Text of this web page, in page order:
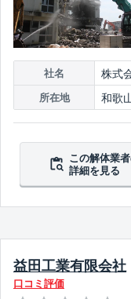
社名 株式
所在地 和歌
この解体業
詳細を見る
益田工業有限会社
口コミ評価